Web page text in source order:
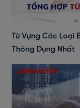
Từ Vựng Các Loại
Thông Dụng Nhất